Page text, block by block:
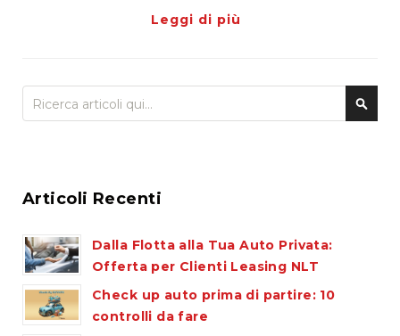
e
News
Leggi di più
Cerca
Articoli Recenti
Dalla Flotta alla Tua Auto Privata:
Offerta per Clienti Leasing NLT
Check up auto prima di partire: 10
controlli da fare